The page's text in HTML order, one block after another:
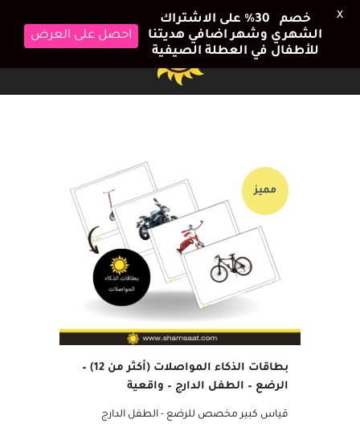
مميز
خصم 30٪ على الاشتراك
الشهري وشهر اضافي هديتنا
للأطفال في العطلة الصيفية
احصل على العرض
X